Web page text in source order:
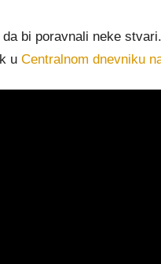
bi poravnali neke
u Centralnom dnevniku